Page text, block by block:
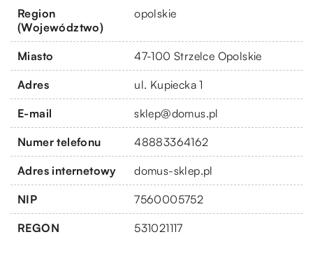
Region
(Województwo)
opolskie
Miasto 47-100 Strzelce Opolskie
Adres ul. Kupiecka 1
E-mail sklep@domus.pl
Numer telefonu 48883364162
Adres internetowy domus-sklep.pl
NIP 7560005752
REGON 531021117